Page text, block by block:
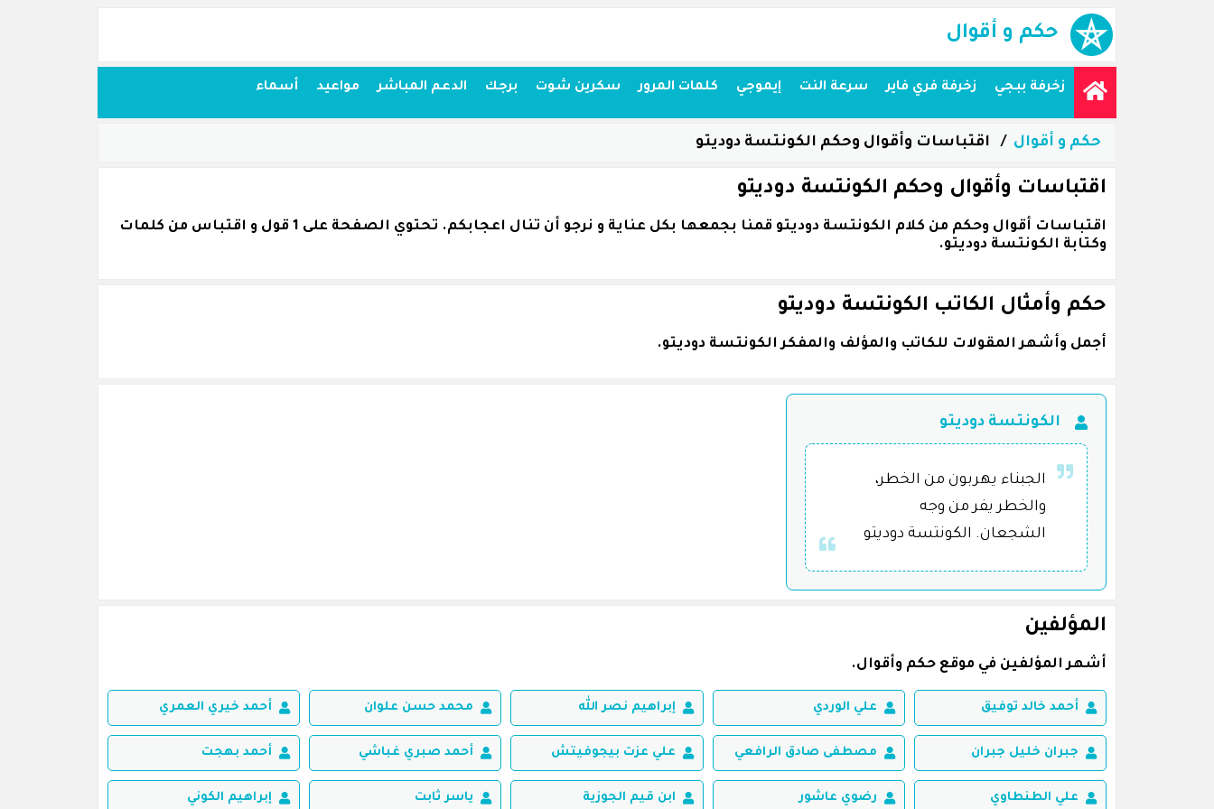
حكم و أقوال
زخرفة ببجي زخرفة فري فاير سرعة النت إيموجي كلمات المرور سكرين شوت برجك الدعم المباشر مواعيد أسماء
حكم و أقوال اقتباسات وأقوال وحكم الكونتسة دوديتو
اقتباسات وأقوال وحكم الكونتسة دوديتو
اقتباسات أقوال وحكم من كلام الكونتسة دوديتو قمنا بجمعها بكل عناية و نرجو أن تنال اعجابكم. تحتوي الصفحة على 1 قول و اقتباس من كلمات
وكتابة الكونتسة دوديتو.
حكم وأمثال الكاتب الكونتسة دوديتو
أجمل وأشهر المقولات للكاتب والمؤلف والمفكر الكونتسة دوديتو.
الكونتسة دوديتو
الجبناء يهربون من الخطر،
والخطر يفر من وجه
الشجعان. الكونتسة دوديتو
المؤلفين
أشهر المؤلفين في موقع حكم وأقوال.
أحمد خالد توفيق علي الوردي إبراهيم نصر الله محمد حسن علوان أحمد خيري العمري
جبران خليل جبران مصطفى صادق الرافعي علي عزت بيجوفيتش أحمد صبري غباشي أحمد بهجت
علي الطنطاوي رضوي عاشور ابن قيم الجوزية ياسر ثابت إبراهيم الكوني